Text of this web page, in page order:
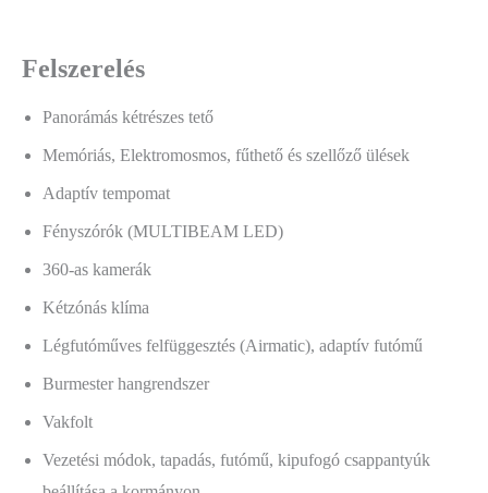
Felszerelés
Panorámás kétrészes tető
Memóriás, Elektromosmos, fűthető és szellőző ülések
Adaptív tempomat
Fényszórók (MULTIBEAM LED)
360-as kamerák
Kétzónás klíma
Légfutóműves felfüggesztés (Airmatic), adaptív futómű
Burmester hangrendszer
Vakfolt
Vezetési módok, tapadás, futómű, kipufogó csappantyúk